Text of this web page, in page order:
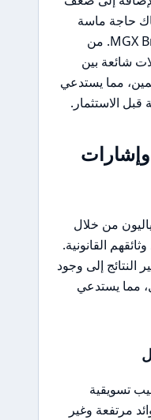
حاجة ماسة
للحذر عند التعامل مع MGX Brokers. من
شائعة بين
مما يستدعي
الاستثمار.
وإشارات
من خلال
القانونية.
النتائج إلى وجود
مما يستدعي
تسويقية
مرتفعة وغير